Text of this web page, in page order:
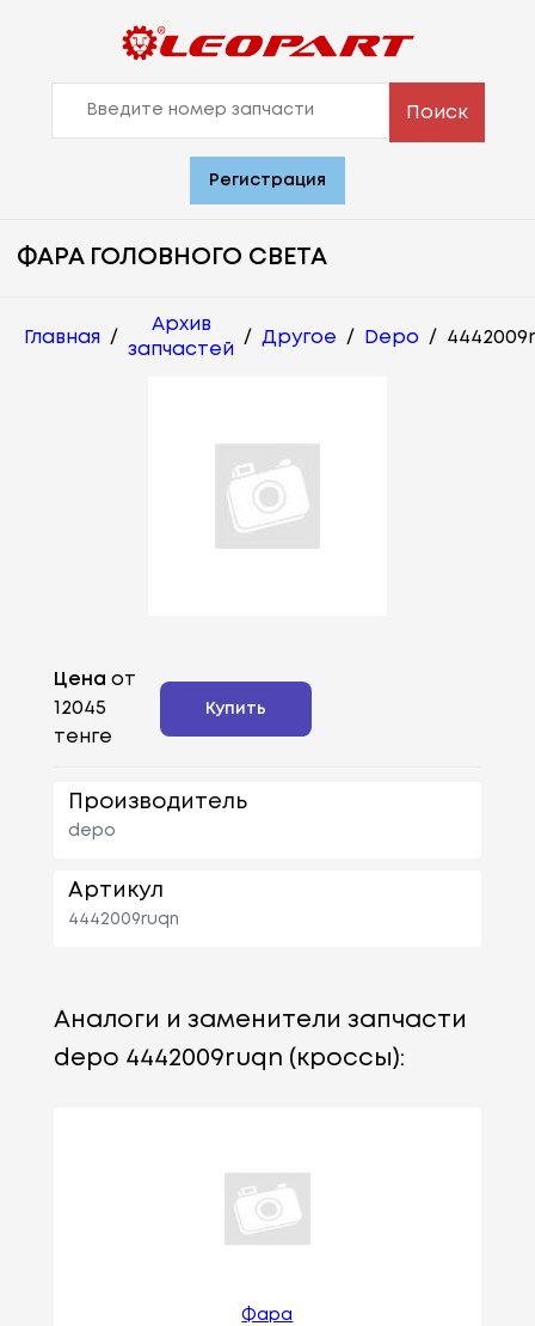
Поиск
Регистрация
ФАРА ГОЛОВНОГО СВЕТА
Главная /
Архив
запчастей
/ Другое / Depo /
Цена от
12045
тенге
Купить
Производитель
depo
Артикул
4442009ruqn
Аналоги и заменители запчасти
depo 4442009ruqn (кроссы):
Фара